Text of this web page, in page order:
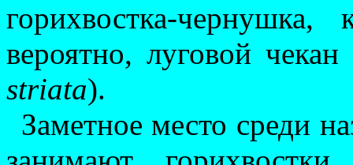
горихвостка-чернушка,
вероятно, луговой
striata).
Заметное место среди